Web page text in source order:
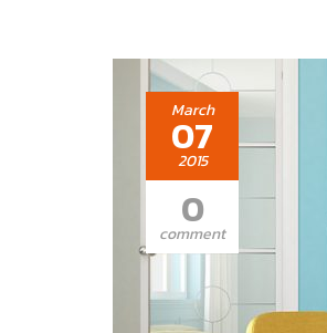
March
07
2015
0
comment